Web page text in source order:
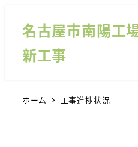
名古屋市南陽工
新工事
ホーム 工事進捗状況